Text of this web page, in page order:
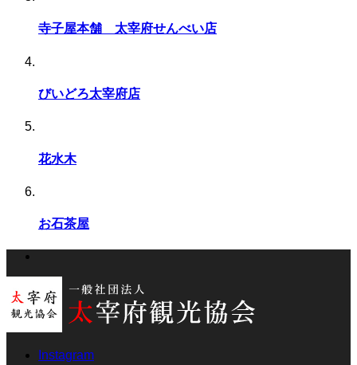
寺子屋本舗 太宰府せんべい店
びいどろ太宰府店
花水木
お石茶屋
Instagram